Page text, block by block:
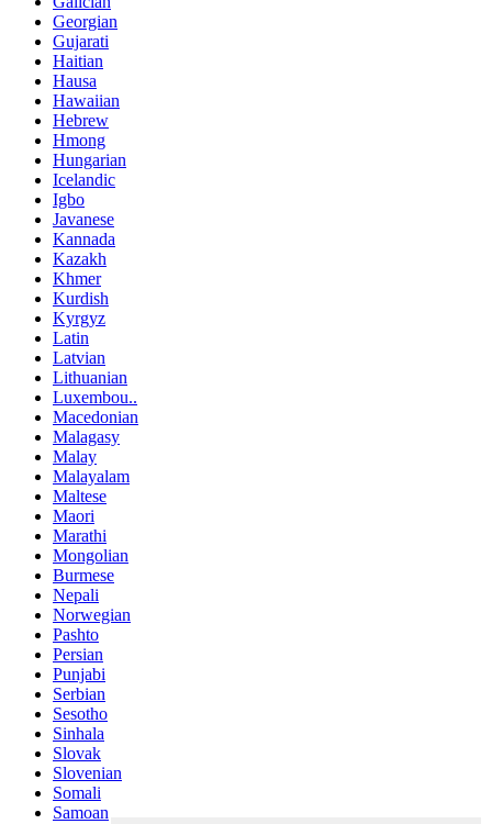
Georgian
Gujarati
Haitian
Hausa
Hawaiian
Hebrew
Hmong
Hungarian
Icelandic
Igbo
Javanese
Kannada
Kazakh
Khmer
Kurdish
Kyrgyz
Latin
Latvian
Lithuanian
Luxembou..
Macedonian
Malagasy
Malay
Malayalam
Maltese
Maori
Marathi
Mongolian
Burmese
Nepali
Norwegian
Pashto
Persian
Punjabi
Serbian
Sesotho
Sinhala
Slovak
Slovenian
Somali
Samoan